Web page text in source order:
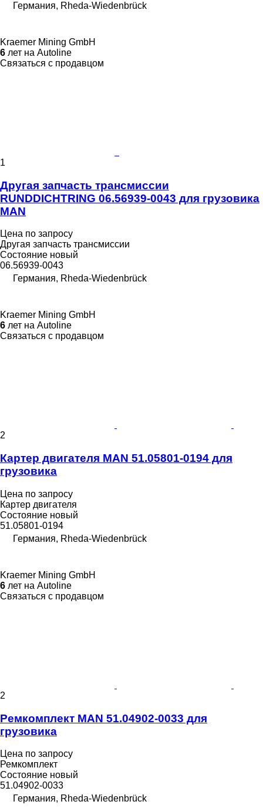
Германия, Rheda-Wiedenbrück
Kraemer Mining GmbH
6 лет на Autoline
Связаться с продавцом
1
Другая запчасть трансмиссии
RUNDDICHTRING 06.56939-0043 для грузовика
MAN
Цена по запросу
Другая запчасть трансмиссии
Состояние новый
06.56939-0043
Германия, Rheda-Wiedenbrück
Kraemer Mining GmbH
6 лет на Autoline
Связаться с продавцом
2
Картер двигателя MAN 51.05801-0194 для
грузовика
Цена по запросу
Картер двигателя
Состояние новый
51.05801-0194
Германия, Rheda-Wiedenbrück
Kraemer Mining GmbH
6 лет на Autoline
Связаться с продавцом
2
Ремкомплект MAN 51.04902-0033 для
грузовика
Цена по запросу
Ремкомплект
Состояние новый
51.04902-0033
Германия, Rheda-Wiedenbrück